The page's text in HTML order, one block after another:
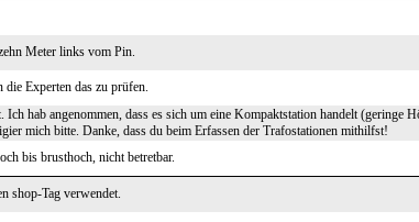
Meter links vom Pin.
die Experten das zu prüfen.
Ich hab angenommen, dass es sich um eine Kompaktstation handelt (geringe
mich bitte. Danke, dass du beim Erfassen der Trafostationen mithilfst!
bis brusthoch, nicht betretbar.
shop-Tag verwendet.